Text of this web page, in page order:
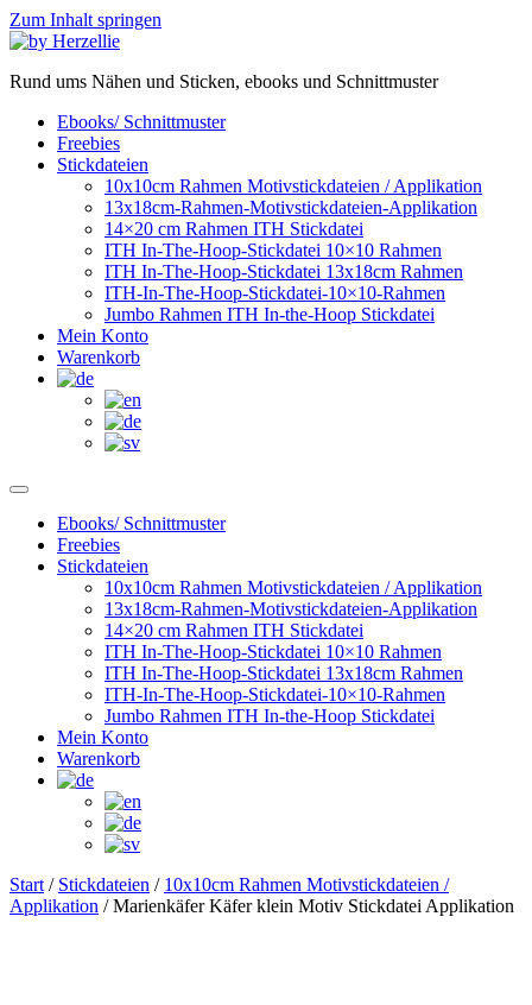
Zum Inhalt springen
Rund ums Nähen und Sticken, ebooks und Schnittmuster
Ebooks/ Schnittmuster
Freebies
Stickdateien
10x10cm Rahmen Motivstickdateien / Applikation
13x18cm-Rahmen-Motivstickdateien-Applikation
14×20 cm Rahmen ITH Stickdatei
ITH In-The-Hoop-Stickdatei 10×10 Rahmen
ITH In-The-Hoop-Stickdatei 13x18cm Rahmen
ITH-In-The-Hoop-Stickdatei-10×10-Rahmen
Jumbo Rahmen ITH In-the-Hoop Stickdatei
Mein Konto
Warenkorb
Ebooks/ Schnittmuster
Freebies
Stickdateien
10x10cm Rahmen Motivstickdateien / Applikation
13x18cm-Rahmen-Motivstickdateien-Applikation
14×20 cm Rahmen ITH Stickdatei
ITH In-The-Hoop-Stickdatei 10×10 Rahmen
ITH In-The-Hoop-Stickdatei 13x18cm Rahmen
ITH-In-The-Hoop-Stickdatei-10×10-Rahmen
Jumbo Rahmen ITH In-the-Hoop Stickdatei
Mein Konto
Warenkorb
Start / Stickdateien / 10x10cm Rahmen Motivstickdateien /
Applikation / Marienkäfer Käfer klein Motiv Stickdatei Applikation